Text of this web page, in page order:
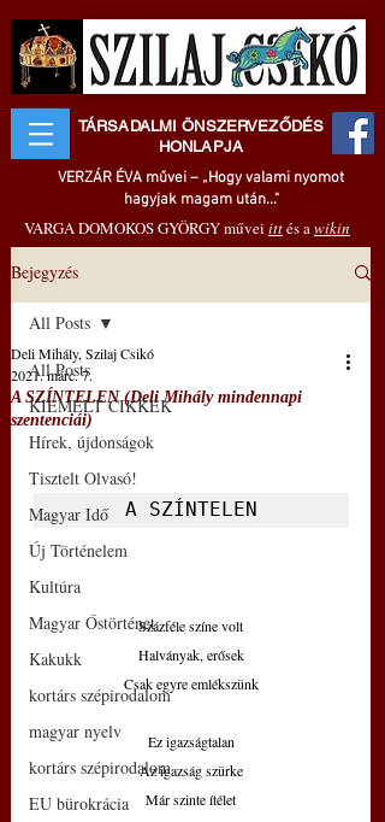
TÁRSADALMI ÖNSZERVEZŐDÉS
HONLAPJA
VERZÁR ÉVA művei – „Hogy valami nyomot
hagyjak magam után..."
VARGA DOMOKOS GYÖRGY művei ittés awikin
Bejegyzés
All Posts
KIEMELT CIKKEK
Hírek, újdonságok
Tisztelt Olvasó!
Magyar Idő
Új Történelem
Kultúra
Magyar Őstörténet
Kakukk
kortárs szépirodalom
magyar nyelv
kortárs szépirodalom
EU bürokrácia
All Posts
A SZÍNTELEN (Deli Mihály mindennapi
szentenciái)
Deli Mihály, Szilaj Csikó
2021. márc. 7.
A SZÍNTELEN
Százféle színe volt
Halványak, erősek
Csak egyre emlékszünk
Ez igazságtalan
Az igazság szürke
Már szinte ítélet